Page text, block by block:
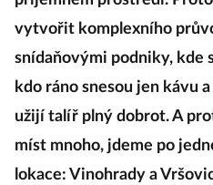
vytvořit komplexního
snídaňovými podniky, kde
kdo ráno snesou jen kávu
užijí talíř plný dobrot. A
míst mnoho, jdeme po
lokace: Vinohrady a